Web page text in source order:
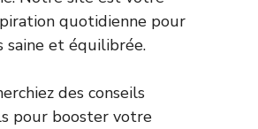
quotidienne pour
saine et équilibrée.
des conseils
pour booster votre